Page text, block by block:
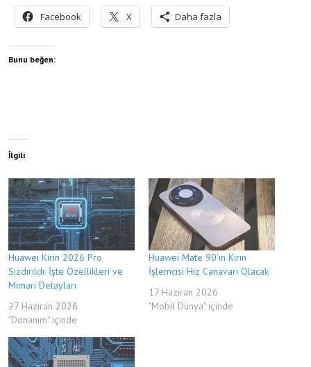
Facebook X Daha fazla
Bunu beğen:
İlgili
Huawei Kirin 2026 Pro
Sızdırıldı: İşte Özellikleri ve
Mimari Detayları
27 Haziran 2026
"Donanım" içinde
Huawei Mate 90’ın Kirin
İşlemcisi Hız Canavarı Olacak
17 Haziran 2026
"Mobil Dünya" içinde